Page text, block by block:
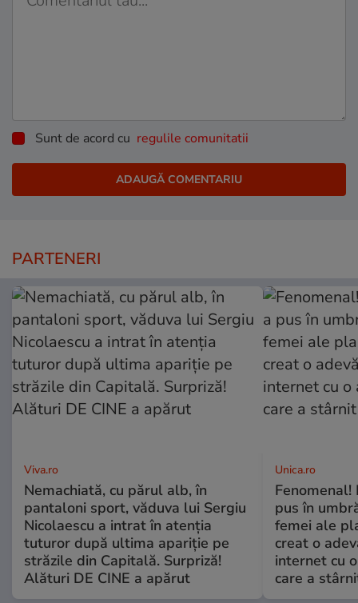
Sunt de acord cu regulile comunitatii
PARTENERI
Viva.ro
Nemachiată, cu părul alb, în
pantaloni sport, văduva lui Sergiu
Nicolaescu a intrat în atenția
tuturor după ultima apariție pe
străzile din Capitală. Surpriză!
Alături DE CINE a apărut
Unica.ro
pus în
femei ale
creat o
internet cu
care a